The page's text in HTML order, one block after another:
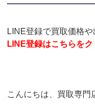
LINE登録で買取価格や
LINE登録はこちらをク
こんにちは、買取専門